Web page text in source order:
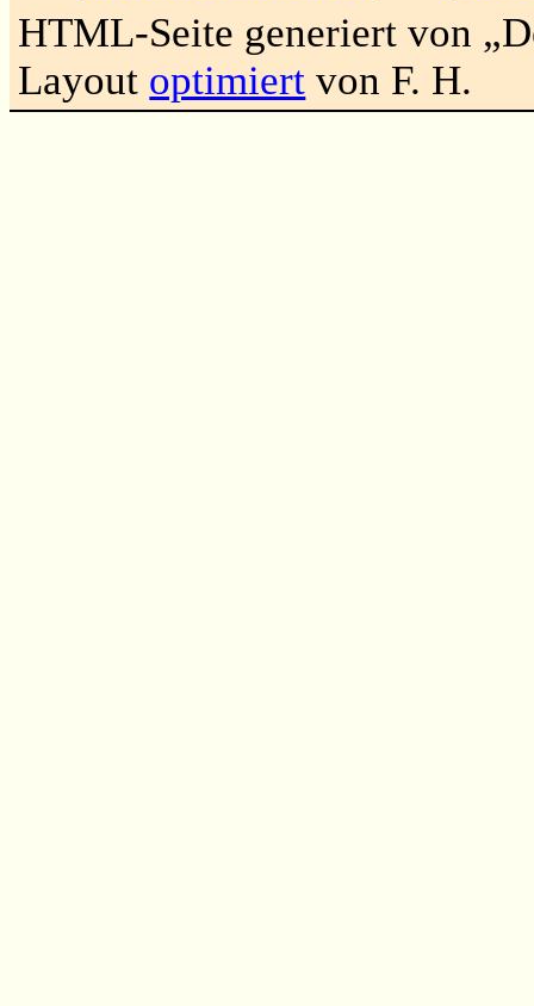
HTML-Seite generiert von
Layout optimiert von F. H.